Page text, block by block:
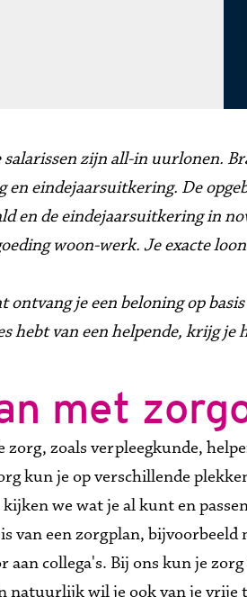
salarissen zijn all-in uurlonen.
en eindejaarsuitkering. De
en de eindejaarsuitkering in
woon-werk. Je exacte
ontvang je een beloning op
hebt van een helpende, krijg je
met
zorg, zoals verpleegkunde,
kun je op verschillende
we wat je al kunt en
van een zorgplan, bijvoorbeeld
aan collega's. Bij ons kun je
natuurlijk wil je ook van je vrije